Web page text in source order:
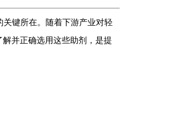
键所在。随着下游产业对轻
并正确选用这些助剂，是提